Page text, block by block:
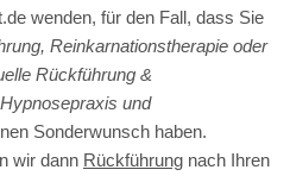
wenden, für den Fall, dass Sie
Reinkarnationstherapie oder
Rückführung &
und
Sonderwunsch haben.
wir dann Rückführung nach Ihren